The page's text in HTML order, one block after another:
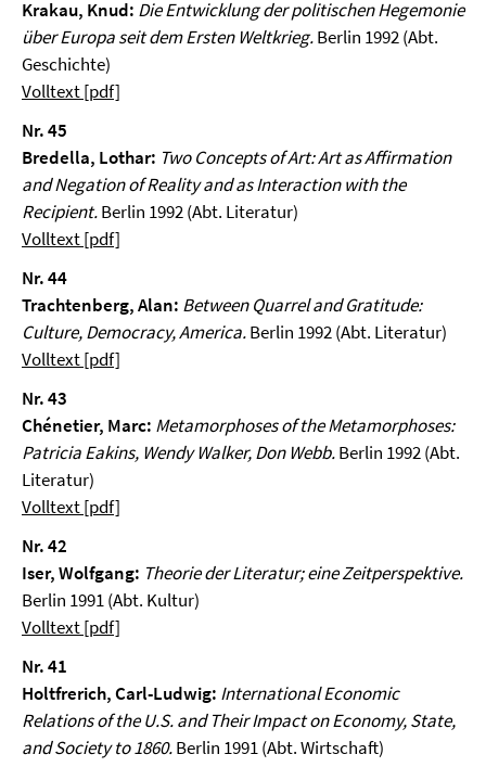
Krakau, Knud: Die Entwicklung der politischen Hegemonie
über Europa seit dem Ersten Weltkrieg.Berlin 1992 (Abt.
Geschichte)
Volltext [pdf]
Nr. 45
Bredella, Lothar: Two Concepts of Art: Art as Affirmation
and Negation of Reality and as Interaction with the
Recipient.Berlin 1992 (Abt. Literatur)
Volltext [pdf]
Nr. 44
Trachtenberg, Alan: Between Quarrel and Gratitude:
Culture, Democracy, America.Berlin 1992 (Abt. Literatur)
Volltext [pdf]
Nr. 43
Chénetier, Marc: Metamorphoses of the Metamorphoses:
Patricia Eakins, Wendy Walker, Don Webb.Berlin 1992 (Abt.
Literatur)
Volltext [pdf]
Nr. 42
Iser, Wolfgang: Theorie der Literatur; eine Zeitperspektive.
Berlin 1991 (Abt. Kultur)
Volltext [pdf]
Nr. 41
Holtfrerich, Carl-Ludwig: International Economic
Relations of the U.S. and Their Impact on Economy, State,
and Society to 1860.Berlin 1991 (Abt. Wirtschaft)